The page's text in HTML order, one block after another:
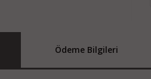
Ödeme Bilgileri